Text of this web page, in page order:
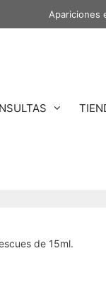
Apariciones
de 15ml.